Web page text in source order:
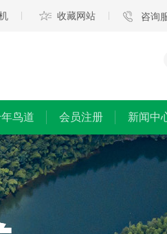
咨询
收藏网站
鸟道 会员注册 新闻中